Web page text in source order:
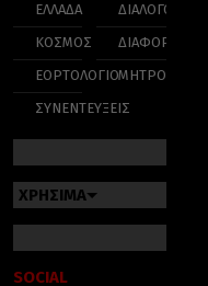
ΕΛΛΑΔΑ
ΚΟΣΜΟΣ
ΕΟΡΤΟΛΟΓΙΟ
ΣΥΝΕΝΤΕΥΞΕΙΣ
ΔΙΑΛΟΓΟΣ
ΔΙΑΦΟΡΑ
ΜΗΤΡΟΠΟΛΕΙΣ
ΧΡΗΣΙΜΑ
SOCIAL